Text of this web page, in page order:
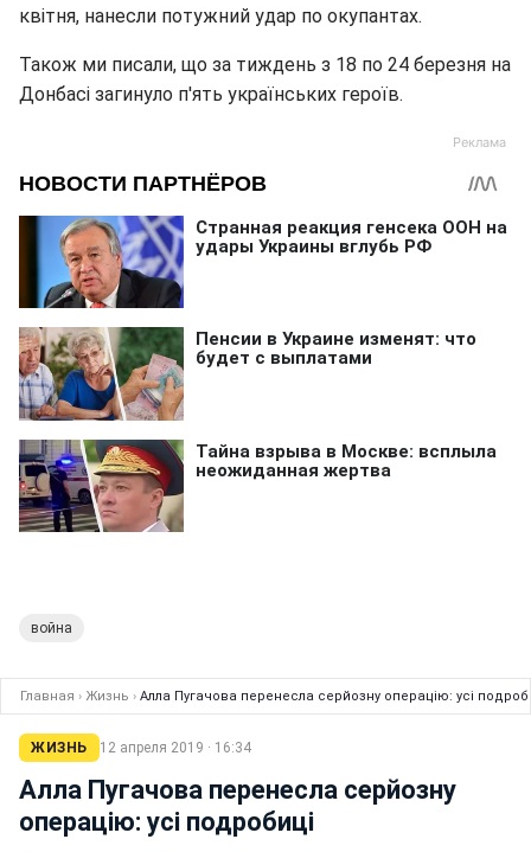
квітня, нанесли потужний удар по окупантах.
Також ми писали, що за тиждень з 18 по 24 березня на
Донбасі загинуло п'ять українських героїв.
война
Главная › Жизнь › Алла Пугачова перенесла серйозну операцію: усі
ЖИЗНЬ 12 апреля 2019 · 16:34
Алла Пугачова перенесла серйозну
операцію: усі подробиці